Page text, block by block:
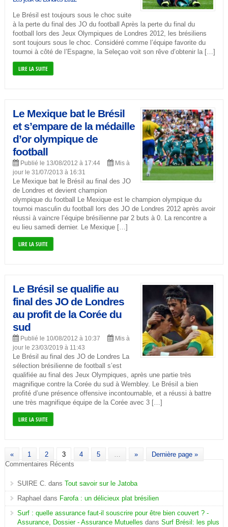
Le Brésil est toujours sous le choc suite
à la perte du final des JO du football Après la perte du final du
football lors des Jeux Olympiques de Londres 2012, les brésiliens
sont toujours sous le choc. Considéré comme l’équipe favorite du
tournoi à côté de l’Espagne, la Seleçao voit son rêve d’obtenir la […]
LIRE LA SUITE
Le Mexique bat le Brésil
et s’empare de la médaille
d’or olympique de
football
Publié le 13/08/2012 à 17:44
Mis à
jour le 31/07/2013 à 16:31
Le Mexique bat le Brésil au final des JO
de Londres et devient champion
olympique du football Le Mexique est le champion olympique du
tournoi masculin du football lors des JO de Londres 2012 après avoir
réussi à vaincre l’équipe brésilienne par 2 buts à 0. La rencontre a
eu lieu samedi dernier. Le Mexique […]
LIRE LA SUITE
Le Brésil se qualifie au
final des JO de Londres
au profit de la Corée du
sud
Publié le 10/08/2012 à 10:37
Mis à
jour le 23/03/2019 à 11:43
Le Brésil au final des JO de Londres La
sélection brésilienne de football s’est
qualifiée au final des Jeux Olympiques, après une partie très
magnifique contre la Corée du sud à Wembley. Le Brésil a bien
profité d’une présence offensive incontournable, et a réussi à battre
une très magnifique équipe de la Corée avec 3 […]
LIRE LA SUITE
« 1 2 3 4 5 … »
Dernière page »
Commentaires Récents
SUIRE C. dans Tout savoir sur le Jatoba
Raphael dans Farofa : un délicieux plat brésilien
Surf : quelle assurance faut-il souscrire pour être bien couvert ? -
Assurance, Dossier - Assurance Mutuelles dans Surf Brésil: les plus